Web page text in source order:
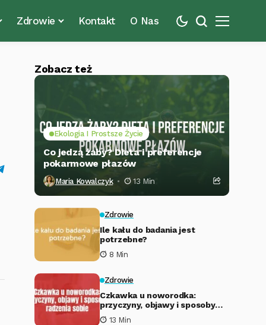
Zdrowie Kontakt O Nas
Zobacz też
Ekologia I Prostsze Życie
Co jedzą żaby? Dieta i preferencje
pokarmowe płazów
Maria Kowalczyk 13 Min
Zdrowie
Ile kału do badania jest
potrzebne?
8 Min
Zdrowie
Czkawka u noworodka:
przyczyny, objawy i sposoby
radzenia sobie
13 Min